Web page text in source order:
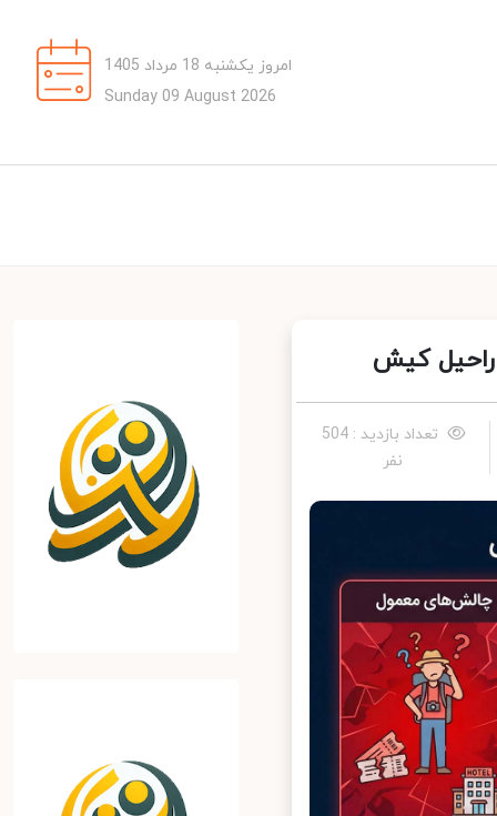
امروز یکشنبه 18 مرداد 1405
Sunday 09 August 2026
کیش
تعداد بازدید : 504
نفر